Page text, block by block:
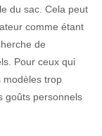
du sac. Cela peut
comme étant
de
Pour ceux qui
modèles trop
goûts personnels